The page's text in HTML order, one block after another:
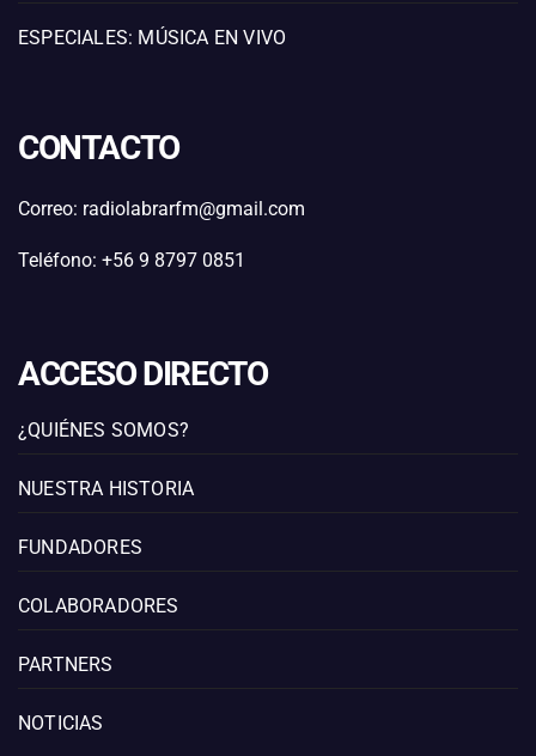
ESPECIALES: MÚSICA EN VIVO
CONTACTO
Correo: radiolabrarfm@gmail.com
Teléfono: +56 9 8797 0851
ACCESO DIRECTO
¿QUIÉNES SOMOS?
NUESTRA HISTORIA
FUNDADORES
COLABORADORES
PARTNERS
NOTICIAS